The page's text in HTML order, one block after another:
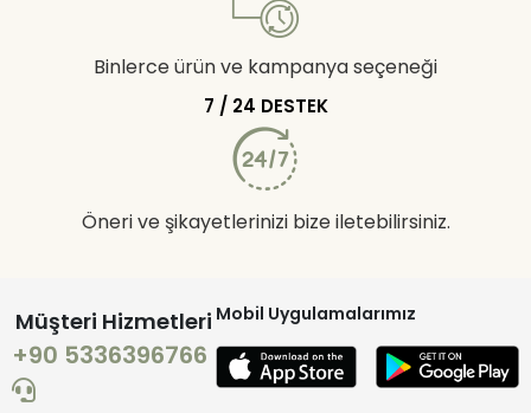
Binlerce ürün ve kampanya seçeneği
7 / 24 DESTEK
Öneri ve şikayetlerinizi bize iletebilirsiniz.
Müşteri Hizmetleri
+90 5336396766
Mobil Uygulamalarımız